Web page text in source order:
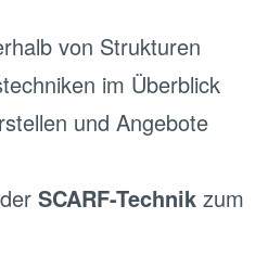
von Strukturen
im Überblick
und Angebote
SCARF-Technik zum